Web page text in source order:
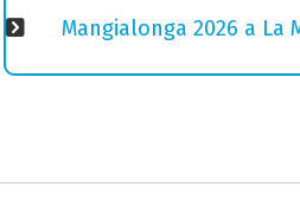
Mangialonga 2026 a